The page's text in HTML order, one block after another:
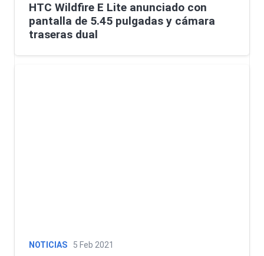
HTC Wildfire E Lite anunciado con
pantalla de 5.45 pulgadas y cámara
traseras dual
NOTICIAS 5 Feb 2021